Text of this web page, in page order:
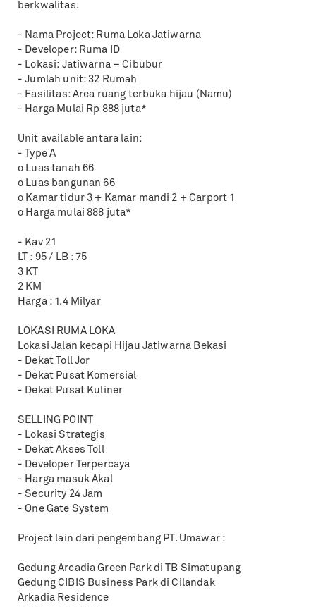
berkwalitas.
- Nama Project: Ruma Loka Jatiwarna
- Developer: Ruma ID
- Lokasi: Jatiwarna – Cibubur
- Jumlah unit: 32 Rumah
- Fasilitas: Area ruang terbuka hijau (Namu)
- Harga Mulai Rp 888 juta*
Unit available antara lain:
- Type A
o Luas tanah 66
o Luas bangunan 66
o Kamar tidur 3 + Kamar mandi 2 + Carport 1
o Harga mulai 888 juta*
- Kav 21
LT : 95 / LB : 75
3 KT
2 KM
Harga : 1.4 Milyar
LOKASI RUMA LOKA
Lokasi Jalan kecapi Hijau Jatiwarna Bekasi
- Dekat Toll Jor
- Dekat Pusat Komersial
- Dekat Pusat Kuliner
SELLING POINT
- Lokasi Strategis
- Dekat Akses Toll
- Developer Terpercaya
- Harga masuk Akal
- Security 24 Jam
- One Gate System
Project lain dari pengembang PT. Umawar :
Gedung Arcadia Green Park di TB Simatupang
Gedung CIBIS Business Park di Cilandak
Arkadia Residence